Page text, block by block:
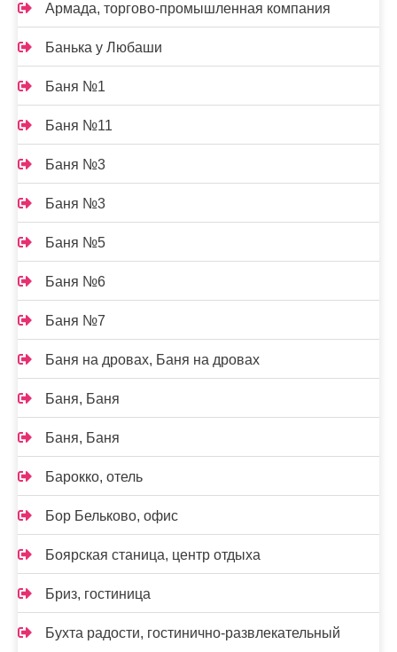
Армада, торгово-промышленная компания
Банька у Любаши
Баня №1
Баня №11
Баня №3
Баня №3
Баня №5
Баня №6
Баня №7
Баня на дровах, Баня на дровах
Баня, Баня
Баня, Баня
Барокко, отель
Бор Бельково, офис
Боярская станица, центр отдыха
Бриз, гостиница
Бухта радости, гостинично-развлекательный